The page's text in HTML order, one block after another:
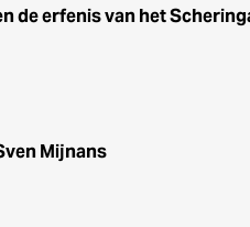
de erfenis van het
Mijnans